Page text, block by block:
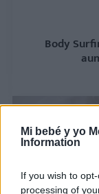
Mi bebé y yo
Information
If you wish to
processing of
Body